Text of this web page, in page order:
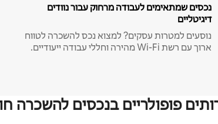
נכסים שמתאימים לעבודה מרחוק עבור נוודים
דיגיטליים
נוסעים למטרות עסקים? למצוא נכס להשכרה לטווח
ארוך עם רשת Wi-Fi מהירה וחללי עבודה ייעודיים.
פופולריים בנכסים להשכרה